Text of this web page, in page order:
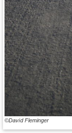
©David Fleminger